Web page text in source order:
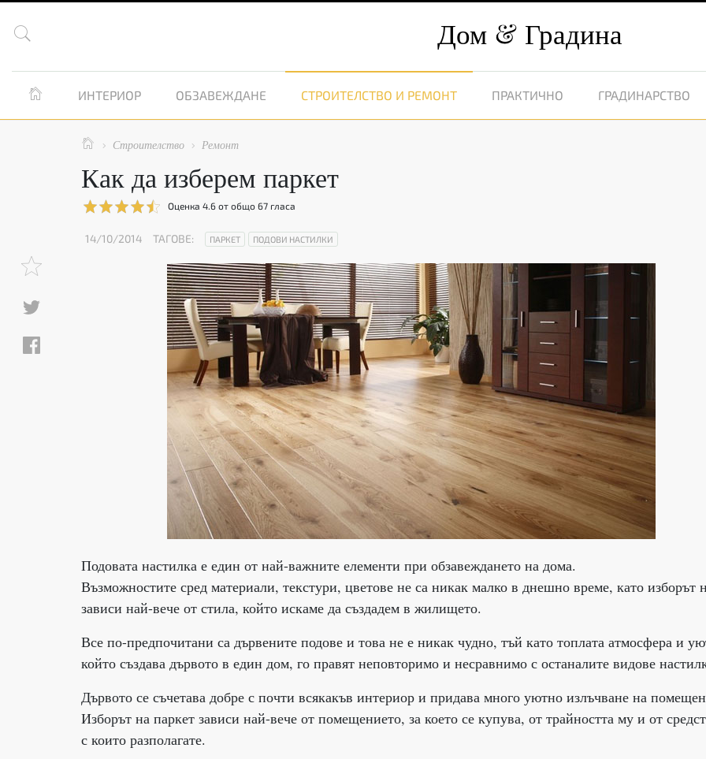
 Дом Градина
 ИНТЕРИОР ОБЗАВЕЖДАНЕ СТРОИТЕЛСТВО И РЕМОНТ ПРАКТИЧНО ГРАДИНАРСТВО
  Строителство  Ремонт
Как да изберем паркет
Оценка 4.6от общо 67гласа
14/10/2014 ТАГОВЕ: ПАРКЕТ ПОДОВИ НАСТИЛКИ
Подовата настилка е един от най-важните елементи при обзавеждането на дома.
Възможностите сред материали, текстури, цветове не са никак малко в днешно време, като изборът
зависи най-вече от стила, който искаме да създадем в жилището.
Все по-предпочитани са дървените подове и това не е никак чудно, тъй като топлата атмосфера и
който създава дървото в един дом, го правят неповторимо и несравнимо с останалите видове
Дървото се съчетава добре с почти всякакъв интериор и придава много уютно излъчване на
Изборът на паркет зависи най-вече от помещението, за което се купува, от трайността му и от
с които разполагате.